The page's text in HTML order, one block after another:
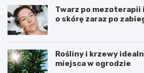
Twarz po mezoterapii
o skórę zaraz po
Rośliny i krzewy
miejsca w ogrodzie